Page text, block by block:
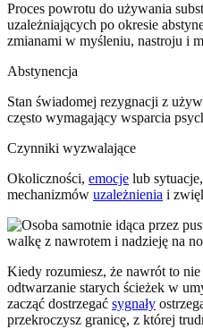
Proces powrotu do używania
uzależniających po okresie
zmianami w myśleniu, nastroju i
Abstynencja
Stan świadomej rezygnacji z
często wymagający wsparcia
Czynniki wyzwalające
Okoliczności, emocje lub
mechanizmów uzależnienia i
Kiedy rozumiesz, że nawrót to
odtwarzanie starych ścieżek w
zacząć dostrzegać sygnały
przekroczysz granicę, z której